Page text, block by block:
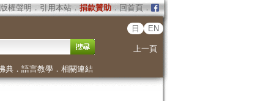
版權聲明 ． 引用本站． 捐款贊助．回首頁．
日 EN
上一頁
典． 語言教學． 相關連結